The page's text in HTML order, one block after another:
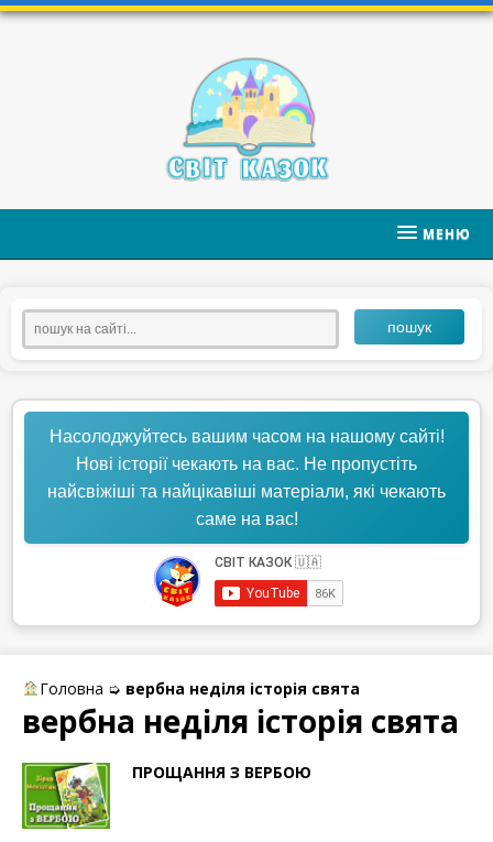
МЕНЮ
пошук
Насолоджуйтесь вашим часом на нашому сайті!
Нові історії чекають на вас. Не пропустіть
найсвіжіші та найцікавіші матеріали, які чекають
саме на вас!
Головна ➭ вербна неділя історія свята
вербна неділя історія свята
ПРОЩАННЯ З ВЕРБОЮ